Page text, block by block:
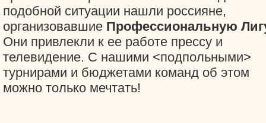
подобной ситуации нашли россияне,
организовавшие Профессиональную
Они привлекли к ее работе прессу и
телевидение. С нашими <подпольными>
турнирами и бюджетами команд об этом
можно только мечтать!